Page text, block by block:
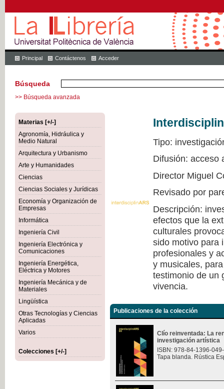
Principal Contáctenos Acceder
Búsqueda
>> Búsqueda avanzada
Materias [+/-]
Agronomía, Hidráulica y
Medio Natural
Arquitectura y Urbanismo
Arte y Humanidades
Ciencias
Ciencias Sociales y Jurídicas
Economía y Organización de
Empresas
Informática
Ingeniería Civil
Ingeniería Electrónica y
Comunicaciones
Ingeniería Energética,
Eléctrica y Motores
Ingeniería Mecánica y de
Materiales
Lingüística
Otras Tecnologías y Ciencias
Aplicadas
Varios
Colecciones [+/-]
Tipo:
Difusión: acceso
Director Miguel
Revisado por
Descripción:
efectos que la
culturales
sido motivo para
profesionales y
y musicales,
testimonio de un
vivencia.
Publicaciones de la colección
Clío reinventada: La
investigación artística
ISBN: 978-84-1396-
Tapa blanda. Rústica